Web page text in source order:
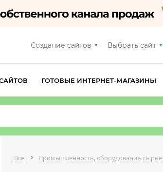
Создание сайтов Выбрать сайт
ГОТОВЫЕ ИНТЕРНЕТ-МАГАЗИНЫ
Все Промышленность, оборудование, сырье